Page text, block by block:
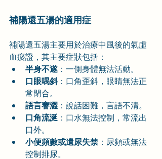
補陽還五湯的適用症
補陽還五湯主要用於治療中風後的氣虛
血瘀證，其主要症狀包括：
半身不遂 ：一側身體無法活動。
口眼喁斜：口角歪斜，眼睛無法正
常閉合。
語言謇澀 ：說話困難，言語不清。
口角流涎 ：口水無法控制，常流出
口外。
小便頻數或遺尿失禁：尿頻或無法
控制排尿。